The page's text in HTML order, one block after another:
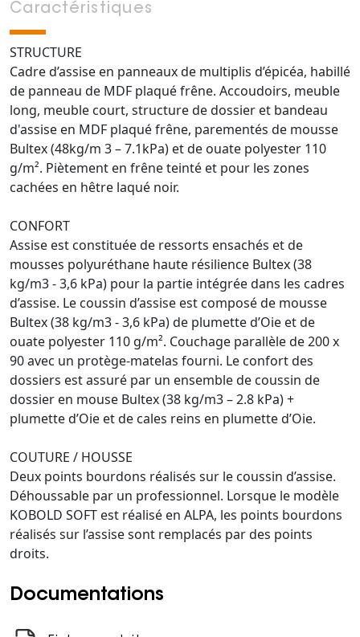
Caractéristiques
STRUCTURE
Cadre d’assise en panneaux de multiplis d’épicéa, habillé
de panneau de MDF plaqué frêne. Accoudoirs, meuble
long, meuble court, structure de dossier et bandeau
d'assise en MDF plaqué frêne, parementés de mousse
Bultex (48kg/m 3 – 7.1kPa) et de ouate polyester 110
g/m². Piètement en frêne teinté et pour les zones
cachées en hêtre laqué noir.
CONFORT
Assise est constituée de ressorts ensachés et de
mousses polyuréthane haute résilience Bultex (38
kg/m3 - 3,6 kPa) pour la partie intégrée dans les cadres
d’assise. Le coussin d’assise est composé de mousse
Bultex (38 kg/m3 - 3,6 kPa) de plumette d’Oie et de
ouate polyester 110 g/m². Couchage parallèle de 200 x
90 avec un protège-matelas fourni. Le confort des
dossiers est assuré par un ensemble de coussin de
dossier en mouse Bultex (38 kg/m3 – 2.8 kPa) +
plumette d’Oie et de cales reins en plumette d’Oie.
COUTURE / HOUSSE
Deux points bourdons réalisés sur le coussin d’assise.
Déhoussable par un professionnel. Lorsque le modèle
KOBOLD SOFT est réalisé en ALPA, les points bourdons
réalisés sur l’assise sont remplacés par des points
droits.
Documentations